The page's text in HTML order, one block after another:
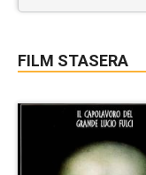
FILM STASERA